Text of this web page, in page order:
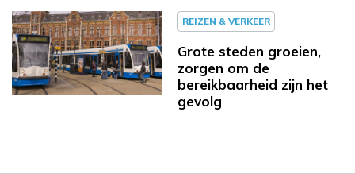
REIZEN & VERKEER
Grote steden groeien,
zorgen om de
bereikbaarheid zijn het
gevolg